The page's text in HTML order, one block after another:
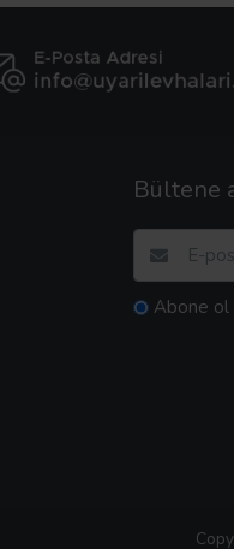
Bültene
Abone ol